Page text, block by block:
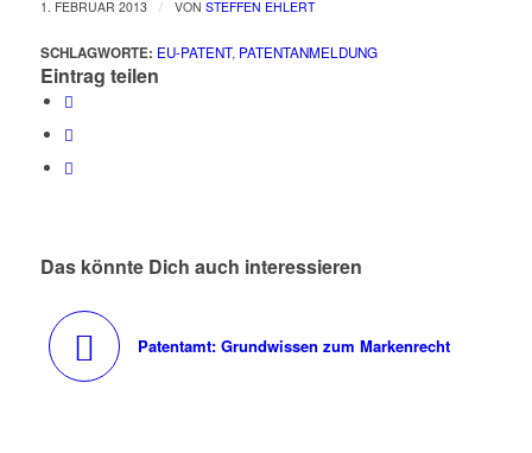
1. FEBRUAR 2013 / VON STEFFEN EHLERT
SCHLAGWORTE: EU-PATENT, PATENTANMELDUNG
Eintrag teilen
Das könnte Dich auch interessieren
Patentamt: Grundwissen zum Markenrecht